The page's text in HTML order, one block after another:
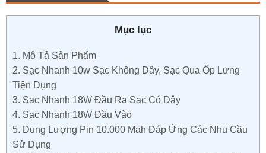
Mục lục
1. Mô Tả Sản Phẩm
2. Sạc Nhanh 10w Sạc Không Dây, Sạc Qua Ốp Lưng
Tiện Dụng
3. Sạc Nhanh 18W Đầu Ra Sạc Có Dây
4. Sạc Nhanh 18W Đầu Vào
5. Dung Lượng Pin 10.000 Mah Đáp Ứng Các Nhu Cầu
Sử Dụng